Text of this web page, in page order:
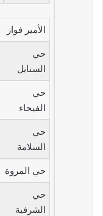
الأمير فواز
حي
السنابل
حي
الفيحاء
حي
السلامة
حي المروة
حي
الشرفية